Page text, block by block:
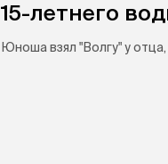
15-летнего
Юноша взял "Волгу" у отца,